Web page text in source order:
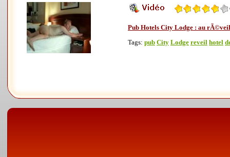
Pub Hotels City Lodge : au rÃ©veil
Tags: pub City Lodge reveil hotel